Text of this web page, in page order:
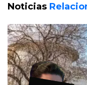
Noticias